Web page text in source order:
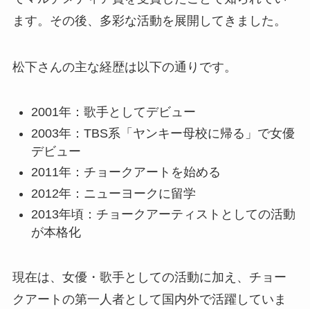
ます。その後、多彩な活動を展開してきました。
松下さんの主な経歴は以下の通りです。
2001年：歌手としてデビュー
2003年：TBS系「ヤンキー母校に帰る」で女優
デビュー
2011年：チョークアートを始める
2012年：ニューヨークに留学
2013年頃：チョークアーティストとしての活動
が本格化
現在は、女優・歌手としての活動に加え、チョー
クアートの第一人者として国内外で活躍していま